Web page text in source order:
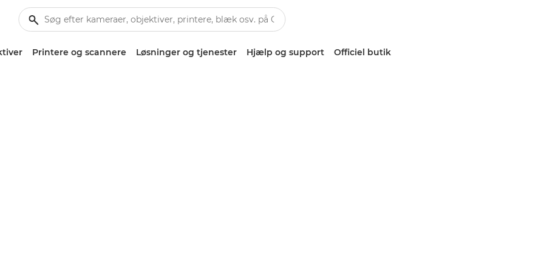
Printere og scannere Løsninger og tjenester Hjælp og support Officiel butik